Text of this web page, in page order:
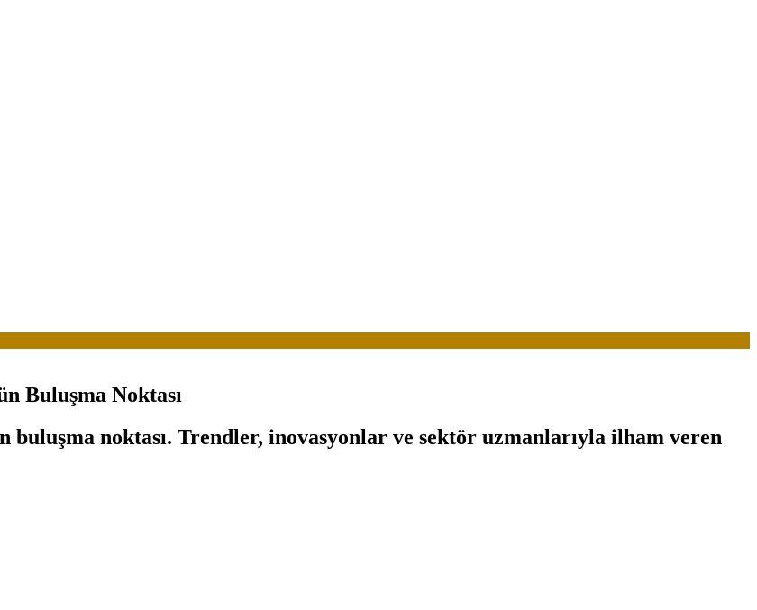
Buluşma Noktası
noktası. Trendler, inovasyonlar ve sektör uzmanlarıyla ilham veren